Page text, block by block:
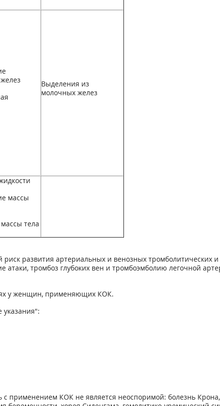
Выделения из
молочных желез
массы
тела
развития артериальных и венозных тромболитических
тромбоз глубоких вен и тромбоэмболию легочной
у женщин, применяющих КОК.
с применением КОК не является неоспоримой: болезнь